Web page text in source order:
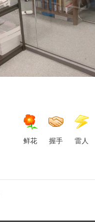
鲜花 握手 雷人